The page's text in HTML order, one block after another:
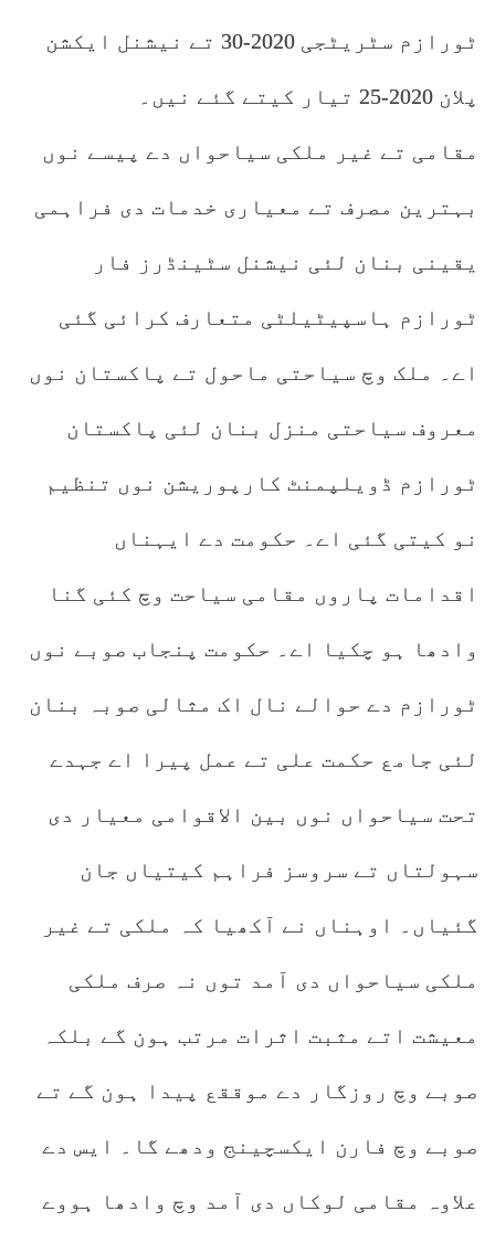
ٹورازم سٹریٹجی 2020-30 تے نیشنل ایکشن
پلان 2020-25 تیار کیتے گئے نیں۔
مقامی تے غیر ملکی سیاحواں دے پیسے نوں
بہترین مصرف تے معیاری خدمات دی فراہمی
یقینی بنان لئی نیشنل سٹینڈرز فار
ٹورازم ہاسپیٹیلٹی متعارف کرائی گئی
اے۔ ملک وچ سیاحتی ماحول تے پاکستان نوں
معروف سیاحتی منزل بنان لئی پاکستان
ٹورازم ڈویلپمنٹ کارپوریشن نوں تنظیم
نو کیتی گئی اے۔ حکومت دے ایہناں
اقدامات پاروں مقامی سیاحت وچ کئی گنا
وادھا ہو چکیا اے۔ حکومت پنجاب صوبے نوں
ٹورازم دے حوالے نال اک مثالی صوبہ بنان
لئی جامع حکمت علی تے عمل پیرا اے جہدے
تحت سیاحواں نوں بین الاقوامی معیار دی
سہولتاں تے سروسز فراہم کیتیاں جان
گئیاں۔ اوہناں نے آکھیا کہ ملکی تے غیر
ملکی سیاحواں دی آمد توں نہ صرف ملکی
معیشت اتے مثبت اثرات مرتب ہون گے بلکہ
صوبے وچ روزگار دے موققع پیدا ہون گے تے
صوبے وچ فارن ایکسچینج ودھے گا۔ ایس دے
علاوہ مقامی لوکاں دی آمد وچ وادھا ہووے